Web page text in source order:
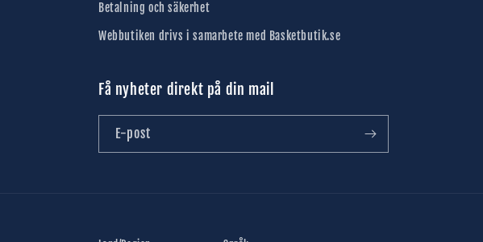
Betalning och säkerhet
Webbutiken drivs i samarbete med Basketbutik.se
Få nyheter direkt på din mail
E-post